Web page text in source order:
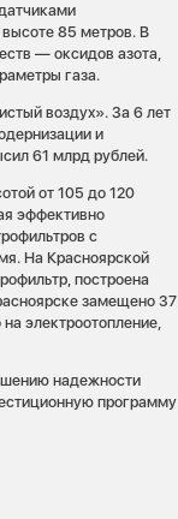
85 метров. В
— оксидов азота,
газа.
воздух». За 6 лет
и
61 млрд рублей.
от 105 до 120
эффективно
с
На Красноярской
построена
замещено 37
электроотопление,
надежности
программу